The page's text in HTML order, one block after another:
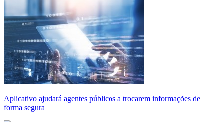
Aplicativo ajudará agentes públicos a trocarem informações de
forma segura